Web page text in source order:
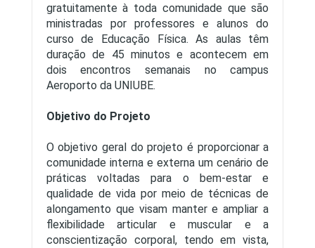
gratuitamente à toda comunidade que são
ministradas por professores e alunos do
curso de Educação Física. As aulas têm
duração de 45 minutos e acontecem em
dois encontros semanais no campus
Aeroporto da UNIUBE.
Objetivo do Projeto
O objetivo geral do projeto é proporcionar a
comunidade interna e externa um cenário de
práticas voltadas para o bem-estar e
qualidade de vida por meio de técnicas de
alongamento que visam manter e ampliar a
flexibilidade articular e muscular e a
conscientização corporal, tendo em vista,